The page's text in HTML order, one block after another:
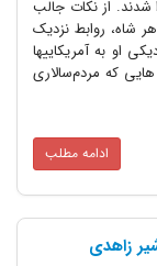
شدند. از نکات جالب
روابط نزدیک
به آمریکاییها
که مردم‌سالاری
ادامه مطلب
زاهدی